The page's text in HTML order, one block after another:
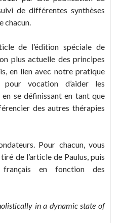
de différentes synthèses
chacun.
de l’édition spéciale de
plus actuelle des principes
en lien avec notre pratique
vocation d’aider les
se définissant en tant que
des autres thérapies
Pour chacun, vous
de l’article de Paulus, puis
en fonction des
in a dynamic state of